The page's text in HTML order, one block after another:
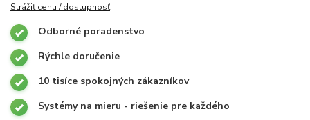
Strážiť cenu / dostupnosť
Odborné poradenstvo
Rýchle doručenie
10 tisíce spokojných zákazníkov
Systémy na mieru - riešenie pre každého